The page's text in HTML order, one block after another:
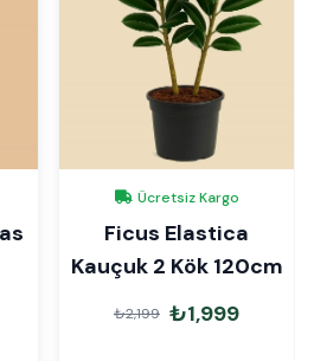
Ücretsiz Kargo
Ficus Elastica
Kauçuk 2 Kök 120cm
₺2,199 ₺1,999